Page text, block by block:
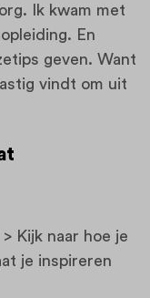
Ik kwam met
En
geven. Want
vindt om uit
Kijk naar hoe je
je inspireren